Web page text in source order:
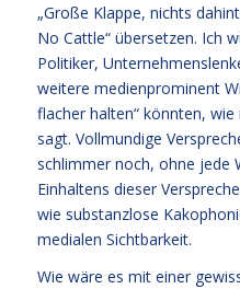
„Große Klappe, nichts
No Cattle“ übersetzen. Ich
Politiker,
weitere medienprominent
flacher halten“ könnten,
sagt. Vollmundige
schlimmer noch, ohne jede
Einhaltens dieser
wie substanzlose
medialen Sichtbarkeit.
Wie wäre es mit einer